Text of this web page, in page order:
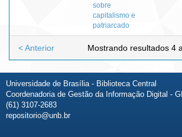
sobre
capitalismo e
patriarcado
Mostrando resultados 4
< Anterior
Universidade de Brasília - Biblioteca Central
Coordenadoria de Gestão da Informação Digital -
(61) 3107-2683
repositorio@unb.br